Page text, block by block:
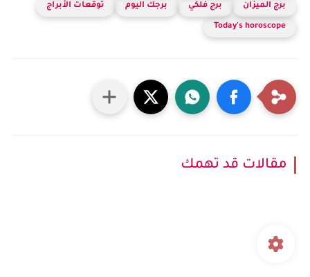
برج الميزان برج فلكي برجك اليوم توقعات الأبراج
Today's horoscope
مقالات قد تهمك